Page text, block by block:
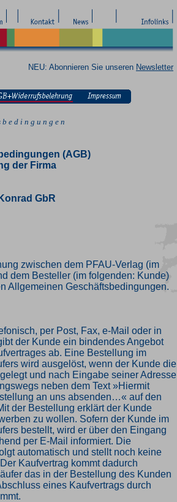
NEU: Abonnieren Sie unseren Newsletter
e d i n g u n g e n
(AGB)
der Firma
GbR
zwischen dem PFAU-Verlag (im
dem Besteller (im folgenden: Kunde)
Allgemeinen Geschäftsbedingungen.
per Post, Fax, e-Mail oder in
der Kunde ein bindendes Angebot
ab. Eine Bestellung im
wird ausgelöst, wenn der Kunde die
und nach Eingabe seiner Adresse
neben dem Text »Hiermit
an uns absenden…« auf den
der Bestellung erklärt der Kunde
zu wollen. Sofern der Kunde im
bestellt, wird er über den Eingang
per E-Mail informiert. Die
automatisch und stellt noch keine
Kaufvertrag kommt dadurch
das in der Bestellung des Kunden
eines Kaufvertrags durch